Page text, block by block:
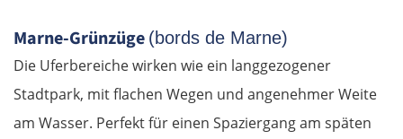
Marne-Grünzüge (bords de Marne)
Die Uferbereiche wirken wie ein langgezogener
Stadtpark, mit flachen Wegen und angenehmer Weite
am Wasser. Perfekt für einen Spaziergang am späten
Timișoara
Ungarn Süd